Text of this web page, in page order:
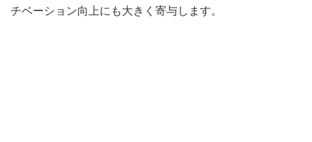
チベーション向上にも大きく寄与します。